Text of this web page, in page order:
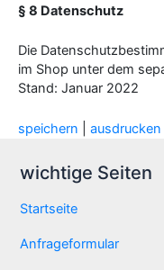
§ 8 Datenschutz
Die
im Shop unter dem
Stand: Januar 2022
speichern ausdrucken
wichtige Seiten
Startseite
Anfrageformular